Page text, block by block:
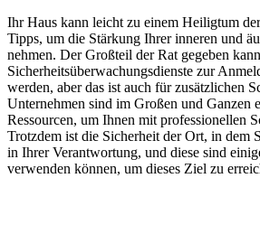
Ihr Haus kann leicht zu einem Heiligtum
Tipps, um die Stärkung Ihrer inneren und
nehmen. Der Großteil der Rat gegeben
Sicherheitsüberwachungsdienste zur
werden, aber das ist auch für zusätzlichen
Unternehmen sind im Großen und Ganzen
Ressourcen, um Ihnen mit professionellen
Trotzdem ist die Sicherheit der Ort, in dem
in Ihrer Verantwortung, und diese sind
verwenden können, um dieses Ziel zu